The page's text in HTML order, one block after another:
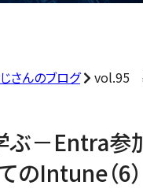
さんのブログ vol.95
Entra参加
のIntune（6）